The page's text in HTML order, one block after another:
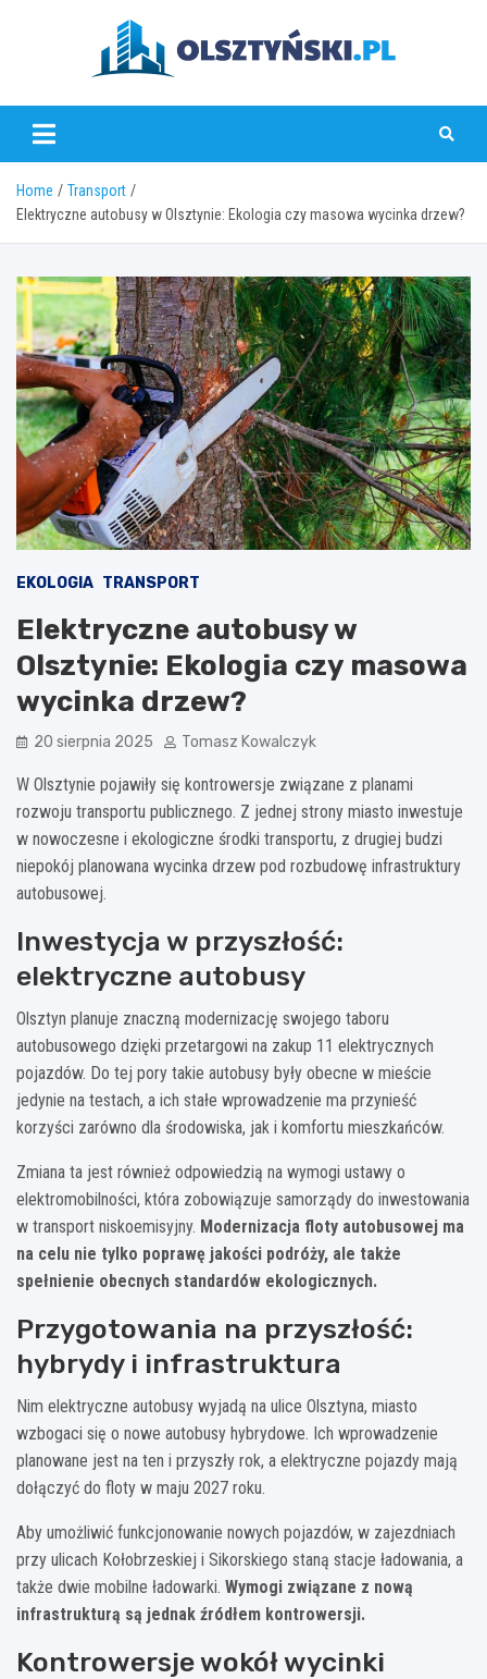
olsztynski.pl
Home
Transport
Elektryczne autobusy w Olsztynie: Ekologia czy masowa wycinka drzew?
EKOLOGIA TRANSPORT
Elektryczne autobusy w
Olsztynie: Ekologia czy masowa
wycinka drzew?
20 sierpnia 2025 Tomasz Kowalczyk
W Olsztynie pojawiły się kontrowersje związane z planami
rozwoju transportu publicznego. Z jednej strony miasto inwestuje
w nowoczesne i ekologiczne środki transportu, z drugiej budzi
niepokój planowana wycinka drzew pod rozbudowę infrastruktury
autobusowej.
Inwestycja w przyszłość:
elektryczne autobusy
Olsztyn planuje znaczną modernizację swojego taboru
autobusowego dzięki przetargowi na zakup 11 elektrycznych
pojazdów. Do tej pory takie autobusy były obecne w mieście
jedynie na testach, a ich stałe wprowadzenie ma przynieść
korzyści zarówno dla środowiska, jak i komfortu mieszkańców.
Zmiana ta jest również odpowiedzią na wymogi ustawy o
elektromobilności, która zobowiązuje samorządy do inwestowania
w transport niskoemisyjny. Modernizacja floty autobusowej ma
na celu nie tylko poprawę jakości podróży, ale także
spełnienie obecnych standardów ekologicznych.
Przygotowania na przyszłość:
hybrydy i infrastruktura
Nim elektryczne autobusy wyjadą na ulice Olsztyna, miasto
wzbogaci się o nowe autobusy hybrydowe. Ich wprowadzenie
planowane jest na ten i przyszły rok, a elektryczne pojazdy mają
dołączyć do floty w maju 2027 roku.
Aby umożliwić funkcjonowanie nowych pojazdów, w zajezdniach
przy ulicach Kołobrzeskiej i Sikorskiego staną stacje ładowania, a
także dwie mobilne ładowarki. Wymogi związane z nową
infrastrukturą są jednak źródłem kontrowersji.
Kontrowersje wokół wycinki